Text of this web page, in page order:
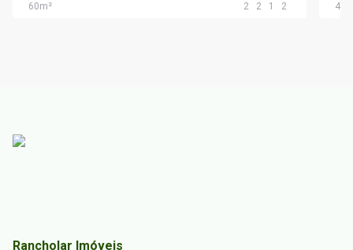
60m² 2 2 1 2 45
Rancholar Imóveis